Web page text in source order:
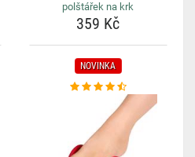
polštářek na krk
359 Kč
NOVINKA